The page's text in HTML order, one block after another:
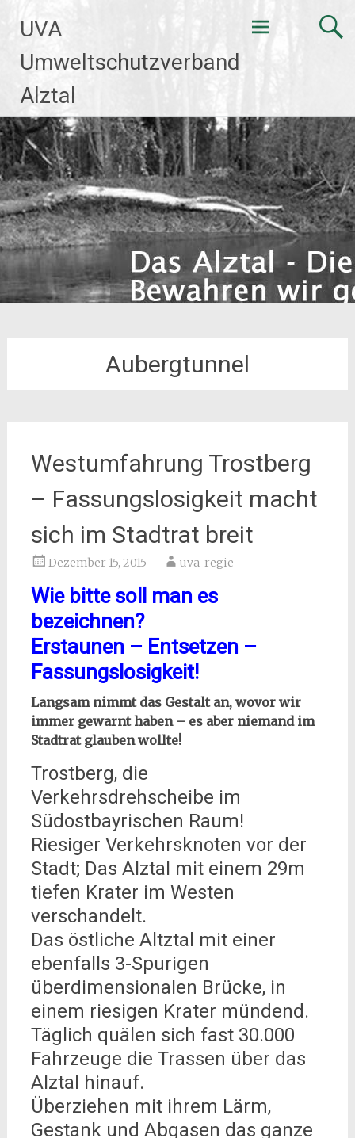
InhaltUVA
Umweltschutzverband
Alztal
Aubergtunnel
Westumfahrung Trostberg
– Fassungslosigkeit macht
sich im Stadtrat breit
Dezember 15, 2015 uva-regie
Wie bitte soll man es
bezeichnen?
Erstaunen – Entsetzen –
Fassungslosigkeit!
Langsam nimmt das Gestalt an, wovor wir
immer gewarnt haben – es aber niemand im
Stadtrat glauben wollte!
Trostberg, die
Verkehrsdrehscheibe im
Südostbayrischen Raum!
Riesiger Verkehrsknoten vor der
Stadt; Das Alztal mit einem 29m
tiefen Krater im Westen
verschandelt.
Das östliche Altztal mit einer
ebenfalls 3-Spurigen
überdimensionalen Brücke, in
einem riesigen Krater mündend.
Täglich quälen sich fast 30.000
Fahrzeuge die Trassen über das
Alztal hinauf.
Überziehen mit ihrem Lärm,
Gestank und Abgasen das ganze